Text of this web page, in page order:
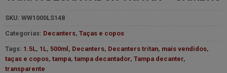
SKU: WW1000LS148
Categorias: Decanters, Taças e copos
Tags: 1.5L, 1L, 500ml, Decanters, Decanters tritan, mais vendidos,
taças e copos, tampa, tampa decantador, Tampa decanter,
transparente